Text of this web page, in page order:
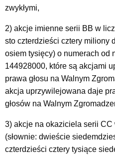
zwykłymi,
2) akcje imienne serii BB w
sto czterdzieści cztery miliony
osiem tysięcy) o numerach od
144928000, które są akcjami
prawa głosu na Walnym
akcja uprzywilejowana daje
głosów na Walnym
3) akcje na okaziciela serii
(słownie: dwieście
czterdzieści cztery tysiące